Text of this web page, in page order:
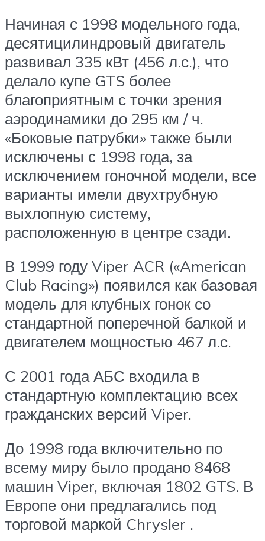
Начиная с 1998 модельного года,
десятицилиндровый двигатель
развивал 335 кВт (456 л.с.), что
делало купе GTS более
благоприятным с точки зрения
аэродинамики до 295 км / ч.
«Боковые патрубки» также были
исключены с 1998 года, за
исключением гоночной модели, все
варианты имели двухтрубную
выхлопную систему,
расположенную в центре сзади.
В 1999 году Viper ACR («American
Club Racing») появился как базовая
модель для клубных гонок со
стандартной поперечной балкой и
двигателем мощностью 467 л.с.
С 2001 года АБС входила в
стандартную комплектацию всех
гражданских версий Viper.
До 1998 года включительно по
всему миру было продано 8468
машин Viper, включая 1802 GTS. В
Европе они предлагались под
торговой маркой Chrysler .